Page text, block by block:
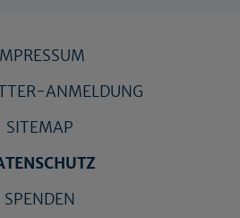
ANMELDUNG
SITEMAP
SPENDEN